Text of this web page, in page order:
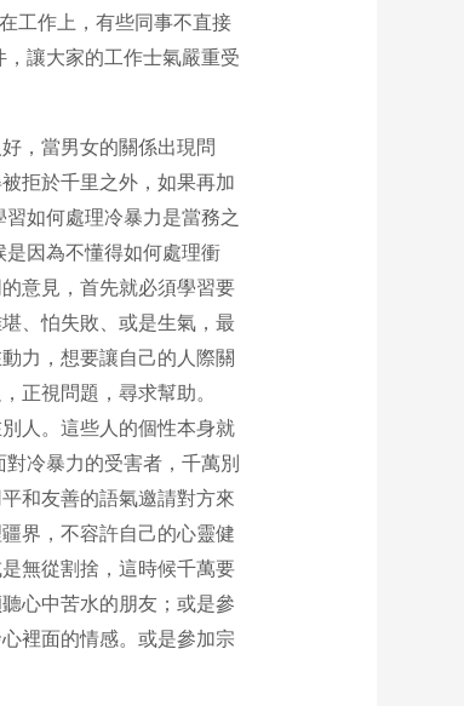
工作上，有些同事不直接
讓大家的工作士氣嚴重受
，當男女的關係出現問
拒於千里之外，如果再加
如何處理冷暴力是當務之
因為不懂得如何處理衝
意見，首先就必須學習要
、怕失敗、或是生氣，最
力，想要讓自己的人際關
正視問題，尋求幫助。
人。這些人的個性本身就
冷暴力的受害者，千萬別
和友善的語氣邀請對方來
界，不容許自己的心靈健
無從割捨，這時候千萬要
心中苦水的朋友；或是參
裡面的情感。或是參加宗